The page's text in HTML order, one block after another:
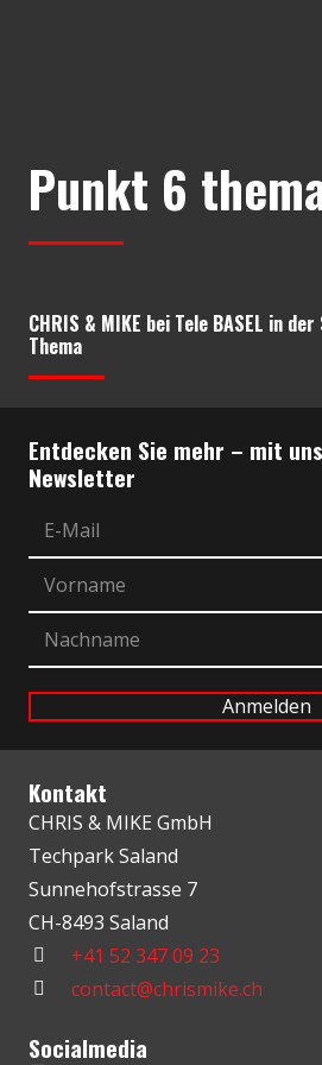
Punkt 6
CHRIS & MIKE bei Tele BASEL in
Thema
Entdecken Sie mehr – mit
Newsletter
Kontakt
CHRIS & MIKE GmbH
Techpark Saland
Sunnehofstrasse 7
CH-8493 Saland
+41 52 347 09 23
contact@chrismike.ch
Socialmedia